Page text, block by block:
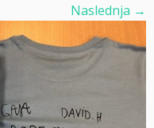
Naslednja →